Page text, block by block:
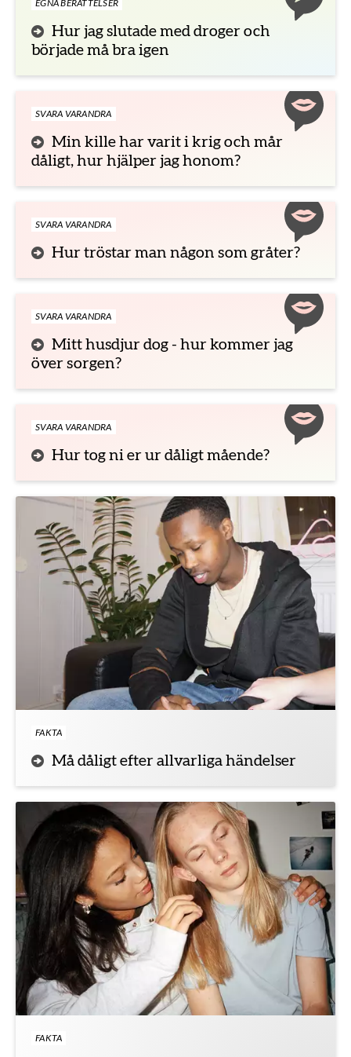
EGNA BERÄTTELSER
Hur jag slutade med droger och
började må bra igen
SVARA VARANDRA
Min kille har varit i krig och mår
dåligt, hur hjälper jag honom?
SVARA VARANDRA
Hur tröstar man någon som gråter?
SVARA VARANDRA
Mitt husdjur dog - hur kommer jag
över sorgen?
SVARA VARANDRA
Hur tog ni er ur dåligt mående?
FAKTA
Må dåligt efter allvarliga händelser
FAKTA